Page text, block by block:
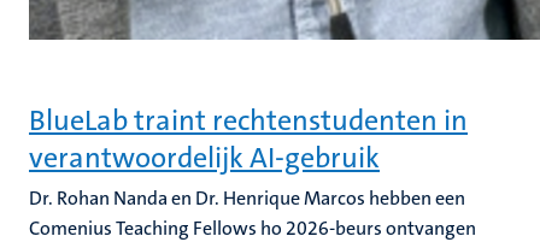
BlueLab traint rechtenstudenten in
verantwoordelijk AI-gebruik
Dr. Rohan Nanda en Dr. Henrique Marcos hebben een
Comenius Teaching Fellows ho 2026-beurs ontvangen